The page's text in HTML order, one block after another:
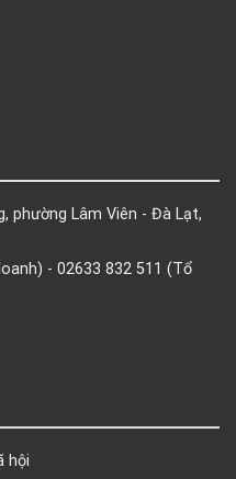
phường Lâm Viên - Đà Lạt,
- 02633 832 511 (Tổ
hội